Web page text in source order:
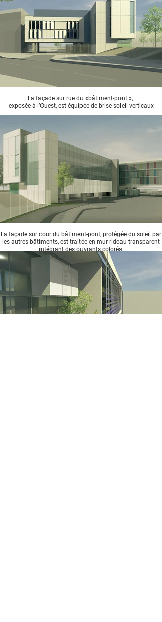
La façade sur rue du «bâtiment-pont »,
exposée à l’Ouest, est équipée de brise-soleil verticaux
La façade sur cour du bâtiment-pont, protégée du soleil par
les autres bâtiments, est traitée en mur rideau transparent
intégrant des ouvrants colorés.